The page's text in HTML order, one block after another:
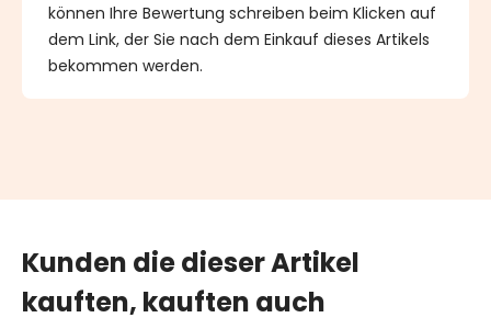
können Ihre Bewertung schreiben beim Klicken auf
dem Link, der Sie nach dem Einkauf dieses Artikels
bekommen werden.
Kunden die dieser Artikel
kauften, kauften auch